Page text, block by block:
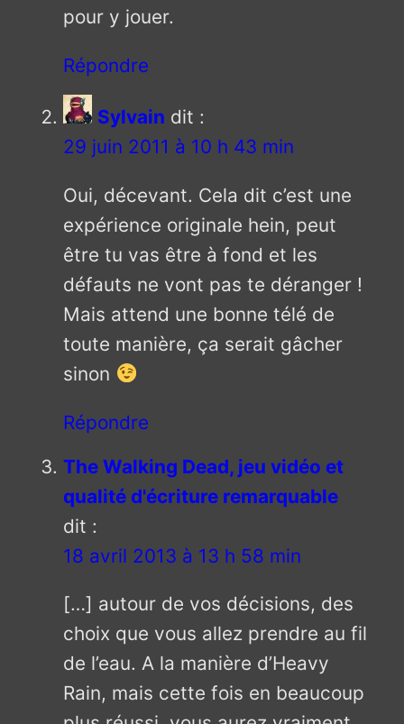
pour y jouer.
Répondre
Sylvain dit :
29 juin 2011 à 10 h 43 min
Oui, décevant. Cela dit c’est une
expérience originale hein, peut
être tu vas être à fond et les
défauts ne vont pas te déranger !
Mais attend une bonne télé de
toute manière, ça serait gâcher
sinon
Répondre
The Walking Dead, jeu vidéo et
qualité d'écriture remarquable
dit :
18 avril 2013 à 13 h 58 min
[…] autour de vos décisions, des
choix que vous allez prendre au fil
de l’eau. A la manière d’Heavy
Rain, mais cette fois en beaucoup